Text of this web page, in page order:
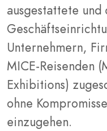
ausgestattete
Unternehmern,
MICE-Reisenden
Exhibitions)
ohne
einzugehen.